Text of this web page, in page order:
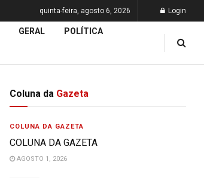
quinta-feira, agosto 6, 2026 Login
GERAL POLÍTICA
Coluna da Gazeta
COLUNA DA GAZETA
COLUNA DA GAZETA
AGOSTO 1, 2026